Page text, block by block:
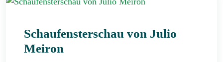
Schaufensterschau von Julio
Meiron